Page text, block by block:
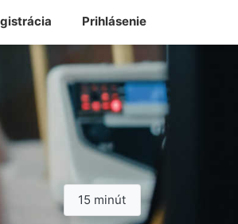
Prihlásenie
15 minút